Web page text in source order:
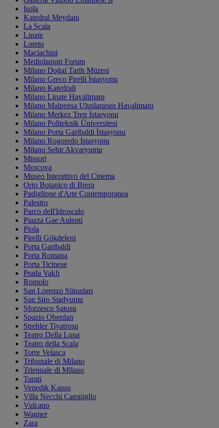
Isola
Katedral Meydanı
La Scala
Linate
Loreto
Maciachini
Mediolanum Forum
Milano Doğal Tarih Müzesi
Milano Greco Pirelli İstasyonu
Milano Katedrali
Milano Linate Havalimanı
Milano Malpensa Uluslararası Havalimanı
Milano Merkez Tren İstasyonu
Milano Politeknik Üniversitesi
Milano Porta Garibaldi İstasyonu
Milano Rogoredo İstasyonu
Milano Şehir Akvaryumu
Missori
Moscova
Museo Interattivo del Cinema
Orto Botanico di Brera
Padiglione d'Arte Contemporanea
Palestro
Parco dell'Idroscalo
Piazza Gae Aulenti
Piola
Pirelli Gökdeleni
Porta Garibaldi
Porta Romana
Porta Ticinese
Prada Vakfı
Romolo
San Lorenzo Sütunları
San Siro Stadyumu
Sforzesco Şatosu
Spazio Oberdan
Strehler Tiyatrosu
Teatro Della Luna
Teatro della Scala
Torre Velasca
Tribunale di Milano
Triennale di Milano
Turati
Venedik Kapısı
Villa Necchi Campiglio
Vulcano
Wagner
Zara